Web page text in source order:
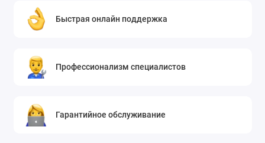
Быстрая онлайн поддержка
Профессионализм специалистов
Гарантийное обслуживание